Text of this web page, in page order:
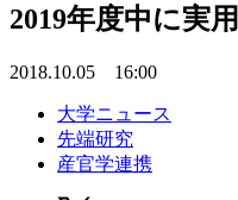
2019年度中に実
2018.10.05 16:00
大学ニュース
先端研究
産官学連携